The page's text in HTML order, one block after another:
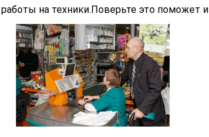
на техники.Поверьте это поможет